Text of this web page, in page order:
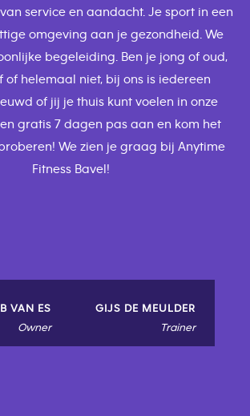
service en aandacht. Je sport in een
omgeving aan je gezondheid. We
begeleiding. Ben je jong of oud,
of helemaal niet, bij ons is iedereen
of jij je thuis kunt voelen in onze
gratis 7 dagen pas aan en kom het
We zien je graag bij Anytime
Fitness Bavel!
VAN ES
Owner
GIJS DE MEULDER
Trainer